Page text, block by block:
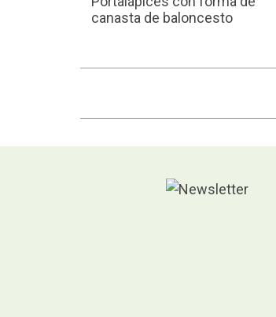
canasta de baloncesto